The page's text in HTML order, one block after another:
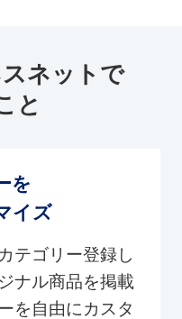
ネットで
と
を
イズ
テゴリー登録し
ナル商品を掲載
を自由にカスタ